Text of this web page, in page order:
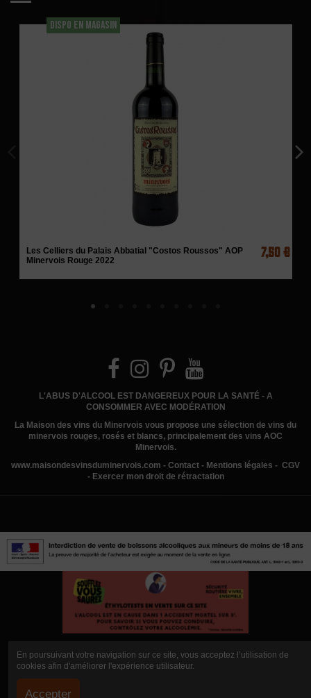
DISPO EN MAGASIN
Les Celliers du Palais Abbatial "Costos Roussos" AOP
Minervois Rouge 2022
7,50 €
L'ABUS D'ALCOOL EST DANGEREUX POUR LA SANTÉ - A
CONSOMMER AVEC MODÉRATION
La Maison des vins du Minervois vous propose une sélection de vins du
minervois rouges, rosés et blancs, principalement des vins AOC
Minervois.
www.maisondesvinsduminervois.com - Contact - Mentions légales - CGV
- Exercer mon droit de rétractation
En poursuivant votre navigation sur ce site, vous acceptez l’utilisation de
cookies afin d'améliorer l'expérience utilisateur.
Accepter